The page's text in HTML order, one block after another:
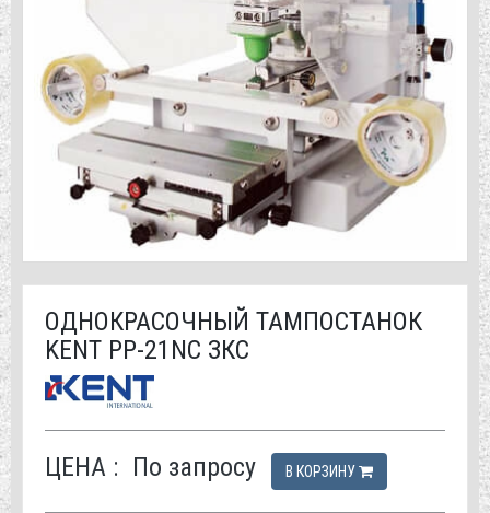
ОДНОКРАСОЧНЫЙ ТАМПОСТАНОК
KENT PP-21NC ЗКС
ЦЕНА : По запросу В КОРЗИНУ